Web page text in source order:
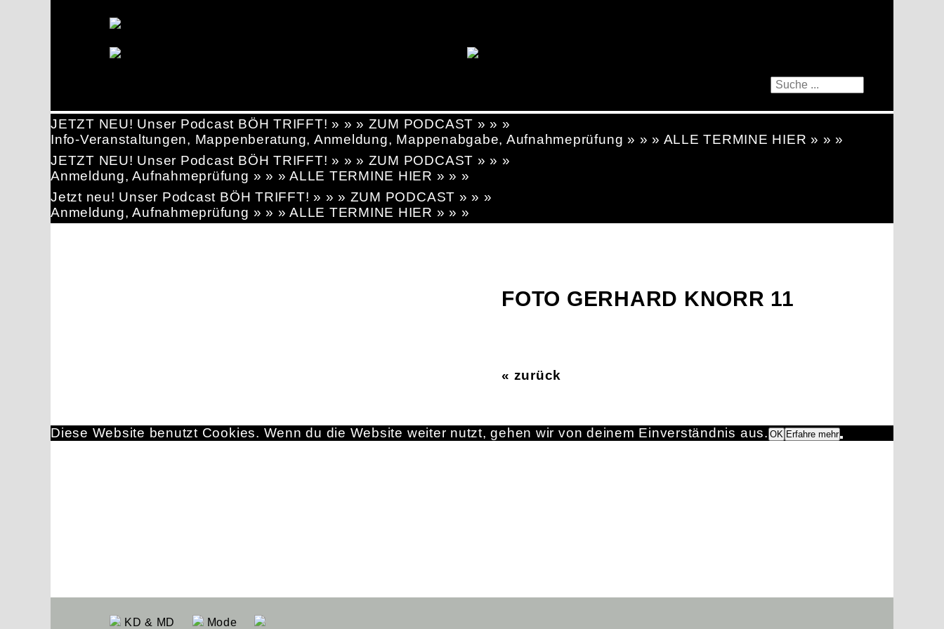
JETZT NEU! Unser Podcast BÖH TRIFFT! » » » ZUM PODCAST » » »
Info-Veranstaltungen, Mappenberatung, Anmeldung, Mappenabgabe, Aufnahmeprüfung » » » ALLE TERMINE HIER » » »
JETZT NEU! Unser Podcast BÖH TRIFFT! » » » ZUM PODCAST » » »
Anmeldung, Aufnahmeprüfung » » » ALLE TERMINE HIER » » »
Jetzt neu! Unser Podcast BÖH TRIFFT! » » » ZUM PODCAST » » »
Anmeldung, Aufnahmeprüfung » » » ALLE TERMINE HIER » » »
FOTO GERHARD KNORR 11
« zurück
KD & MD Mode
Diese Website benutzt Cookies. Wenn du die Website weiter nutzt, gehen wir von deinem Einverständnis aus. OK Erfahre mehr